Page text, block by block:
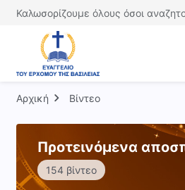
Καλωσορίζουμε όλους όσοι
Αρχική Βίντεο
Προτεινόμενα
154 βίντεο